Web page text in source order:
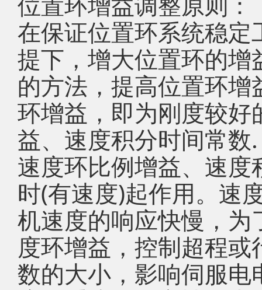
在保证位置环系统稳
提下，增大位置环的
的方法，提高位置环
环增益，即为刚度较
益、速度积分时间常数.
速度环比例增益、速
时(有速度)起作用。速
机速度的响应快慢，
度环增益，控制超程
数的大小，影响伺服